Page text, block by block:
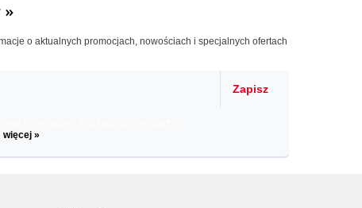
»
o aktualnych promocjach, nowościach i specjalnych ofertach
Zapisz
więcej »